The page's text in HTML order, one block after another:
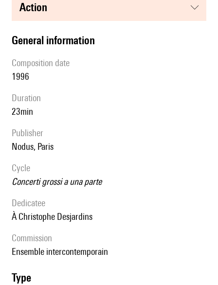
action
general information
composition date
1996
duration
23min
publisher
Nodus, Paris
Cycle
Concerti grossi a una parte
Dedicatee
à Christophe Desjardins
Commission
Ensemble intercontemporain
type